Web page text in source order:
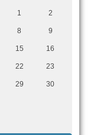
1 2
8 9
15 16
22 23
29 30